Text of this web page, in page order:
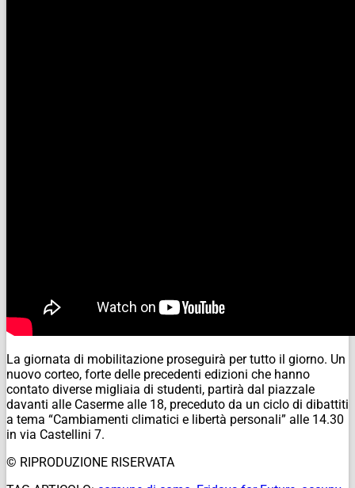
La giornata di mobilitazione proseguirà per tutto il giorno. Un
nuovo corteo, forte delle precedenti edizioni che hanno
contato diverse migliaia di studenti, partirà dal piazzale
davanti alle Caserme alle 18, preceduto da un ciclo di dibattiti
a tema “Cambiamenti climatici e libertà personali” alle 14.30
in via Castellini 7.
© RIPRODUZIONE RISERVATA